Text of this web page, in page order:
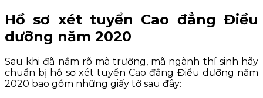
Hồ sơ xét tuyển Cao đẳng Điều
dưỡng năm 2020
Sau khi đã nắm rõ mà trường, mã ngành thí sinh hãy
chuẩn bị hồ sơ xét tuyển Cao đẳng Điều dưỡng năm
2020 bao gồm những giấy tờ sau đây: